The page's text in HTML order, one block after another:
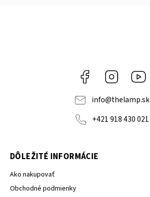
Facebook Instagram
info@thelamp.sk
+421 918 430 021
DÔLEŽITÉ INFORMÁCIE
Ako nakupovať
Obchodné podmienky